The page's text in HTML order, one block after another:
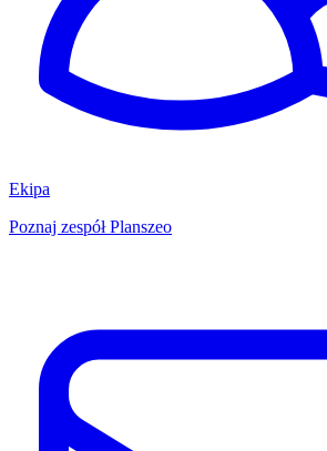
Ekipa
Poznaj zespół Planszeo